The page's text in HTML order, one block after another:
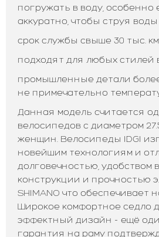
погружать в воду, особенно
аккуратно, чтобы струя
срок службы свыше 30 тыс.
подходят для любых стилей
промышленные детали
не примечательно
Данная модель считается
велосипедов с диаметром
женщин. Велосипеды IDGI
новейшим технологиям и
долговечностью,
конструкции и прочностью
SHIMANO что
Широкое комфортное седло
эффектный дизайн - ещё
гарантия на раму